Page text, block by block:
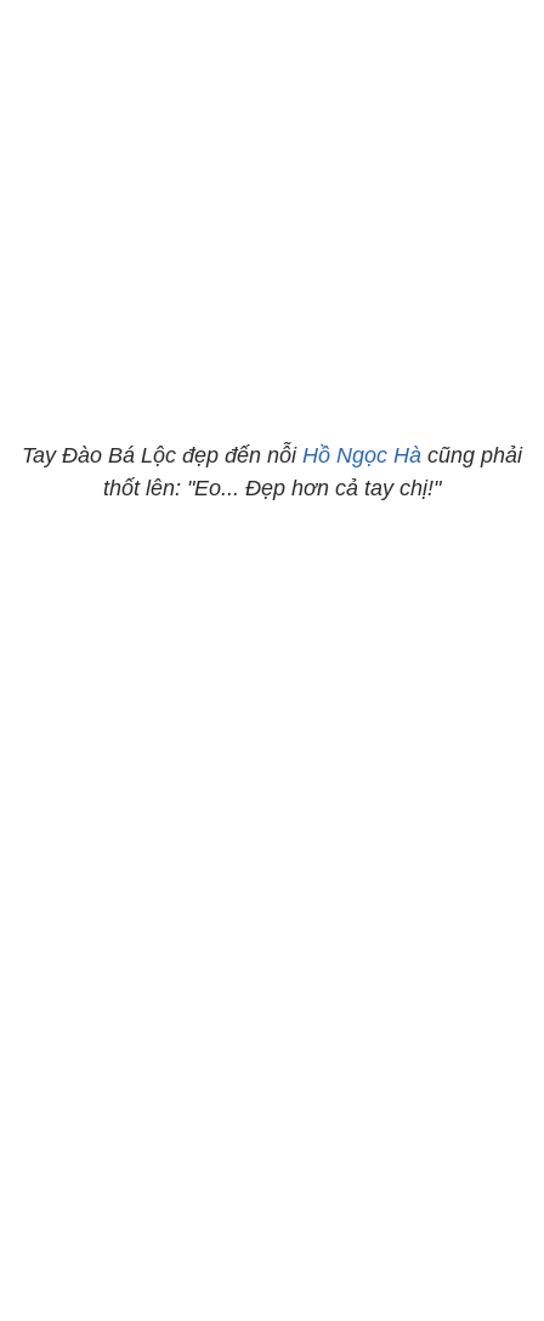
Tay Đào Bá Lộc đẹp đến nỗi Hồ Ngọc Hà cũng phải
thốt lên: "Eo... Đẹp hơn cả tay chị!"